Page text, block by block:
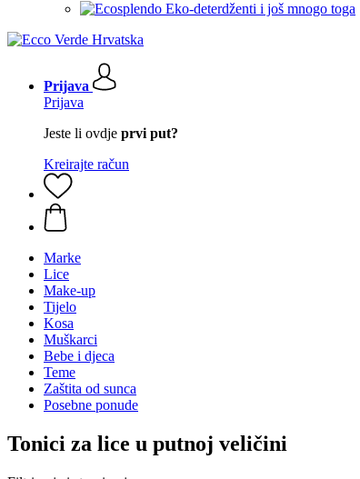
Eko-deterdženti i još mnogo toga
Prijava
Prijava
Jeste li ovdje prvi put?
Kreirajte račun
Marke
Lice
Make-up
Tijelo
Kosa
Muškarci
Bebe i djeca
Teme
Zaštita od sunca
Posebne ponude
Tonici za lice u putnoj veličini